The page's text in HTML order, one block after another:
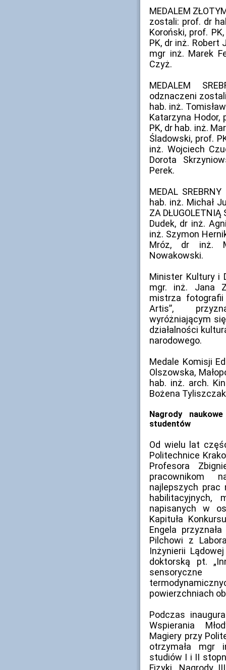
MEDALEM
zostali: prof. dr
Koroński, prof.
PK, dr inż. Robert
mgr inż. Marek
Czyż.
MEDALEM
odznaczeni
hab. inż.
Katarzyna Hodor,
PK, dr hab. inż.
Śladowski, prof.
inż. Wojciech
Dorota
Perek.
MEDAL
hab. inż. Michał
ZA
Dudek, dr inż.
inż. Szymon
Mróz, dr inż.
Nowakowski.
Minister Kultury i
mgr. inż. Jana
mistrza fotografii
Artis”,
wyróżniającym
działalności
narodowego.
Medale Komisji
Olszowska,
hab. inż. arch.
Bożena
Nagrody
studentów
Od wielu lat
Politechnice
Profesora
pracownikom
najlepszych prac
habilitacyjnych,
napisanych w
Kapituła
Engela
Pilchowi z
Inżynierii
doktorską pt.
powierzchniach
Podczas
Wspierania
Magiery przy
otrzymała mgr
studiów I i II
Fizyki. Nagrody